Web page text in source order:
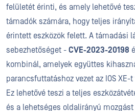
felületét érinti, és amely lehetővé
támadók számára, hogy teljes
érintett eszközök felett. A támadási
sebezhetőséget - CVE-2023-20198
kombinál, amelyek együttes
parancsfuttatáshoz vezet az IOS
Ez lehetővé teszi a teljes
és a lehetséges oldalirányú